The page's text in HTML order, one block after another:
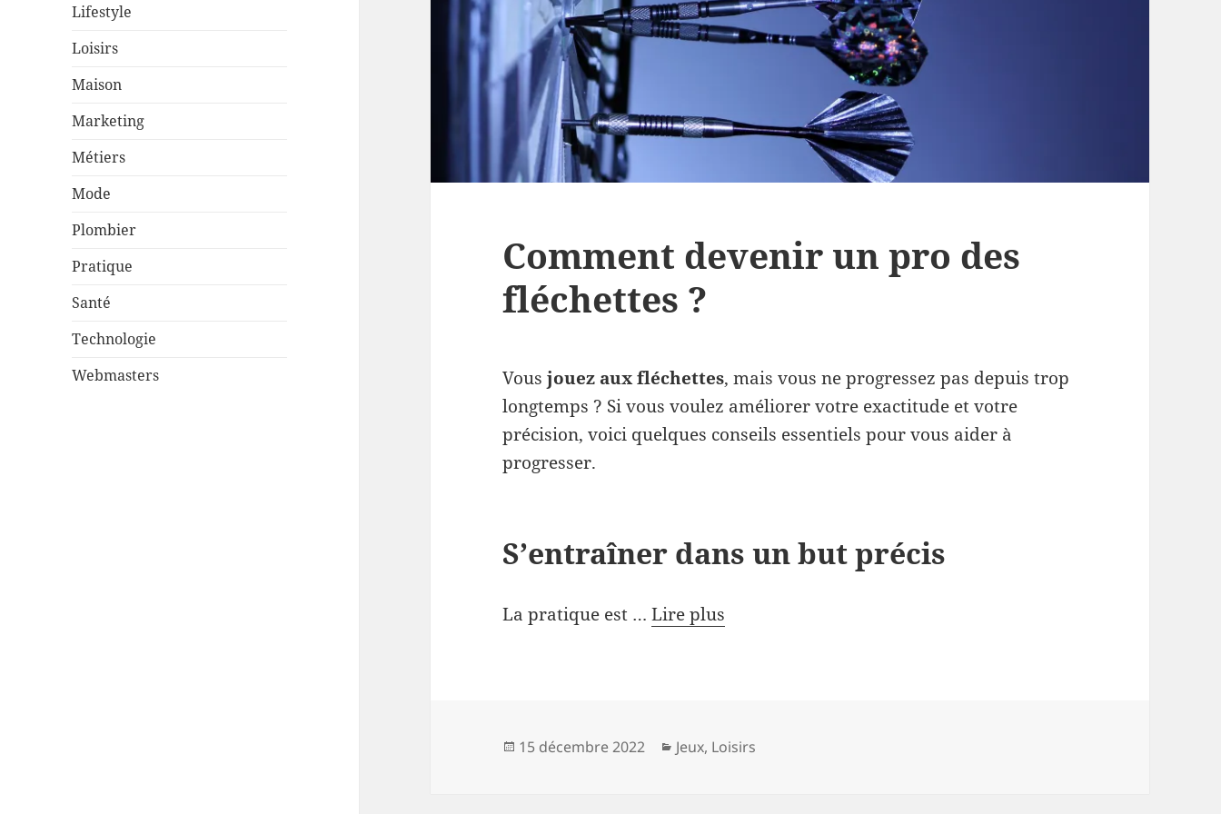
Lifestyle
Loisirs
Maison
Marketing
Métiers
Mode
Plombier
Pratique
Santé
Technologie
Webmasters
Comment devenir un pro des
fléchettes ?
Vousjouez aux fléchettes, mais vous ne progressez pas depuis trop
longtemps ? Si vous voulez améliorer votre exactitude et votre
précision, voici quelques conseils essentiels pour vous aider à
progresser.
S’entraîner dans un but précis
La pratique est …Lire plus
Publié
15 décembre 2022 Catégories
Jeux, Loisirs